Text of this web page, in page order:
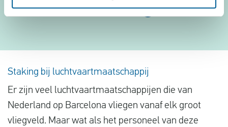
Staking bij luchtvaartmaatschappij
Er zijn veel luchtvaartmaatschappijen die van
Nederland op Barcelona vliegen vanaf elk groot
vliegveld. Maar wat als het personeel van deze